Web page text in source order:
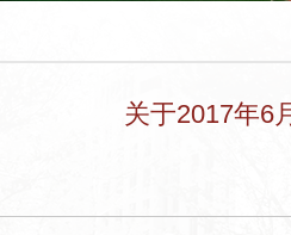
关于2017年6